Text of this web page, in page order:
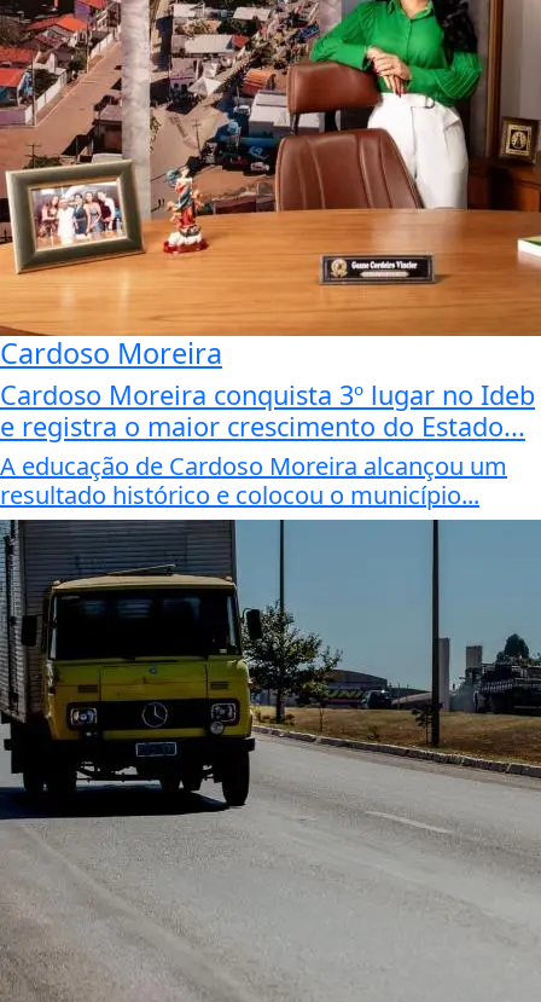
Cardoso Moreira
Cardoso Moreira conquista 3º lugar no Ideb
e registra o maior crescimento do Estado...
A educação de Cardoso Moreira alcançou um
resultado histórico e colocou o município...